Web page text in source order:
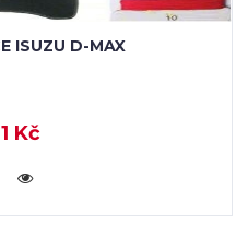
ISUZU D-MAX
Kč